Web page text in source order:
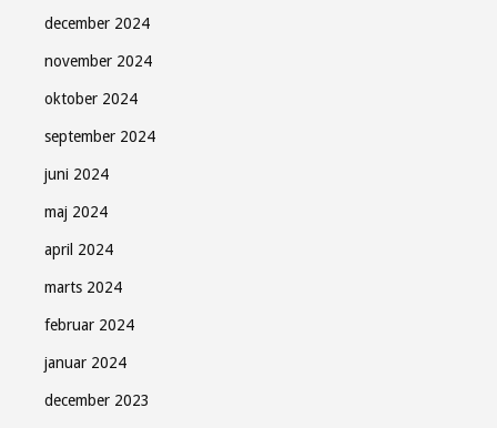
december 2024
november 2024
oktober 2024
september 2024
juni 2024
maj 2024
april 2024
marts 2024
februar 2024
januar 2024
december 2023